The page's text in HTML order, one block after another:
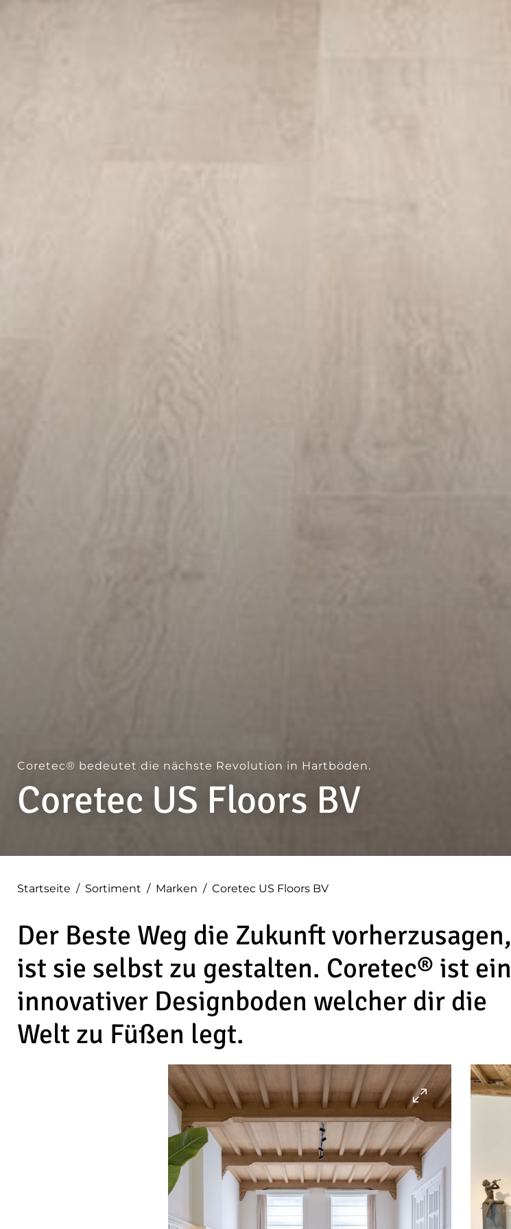
Coretec® bedeutet die nächste Revolution in Hartböden.
Coretec US Floors BV
Startseite / Sortiment / Marken / Coretec US Floors BV
Der Beste Weg die Zukunft vorherzusagen,
ist sie selbst zu gestalten. Coretec® ist ein
innovativer Designboden welcher dir die
Welt zu Füßen legt.